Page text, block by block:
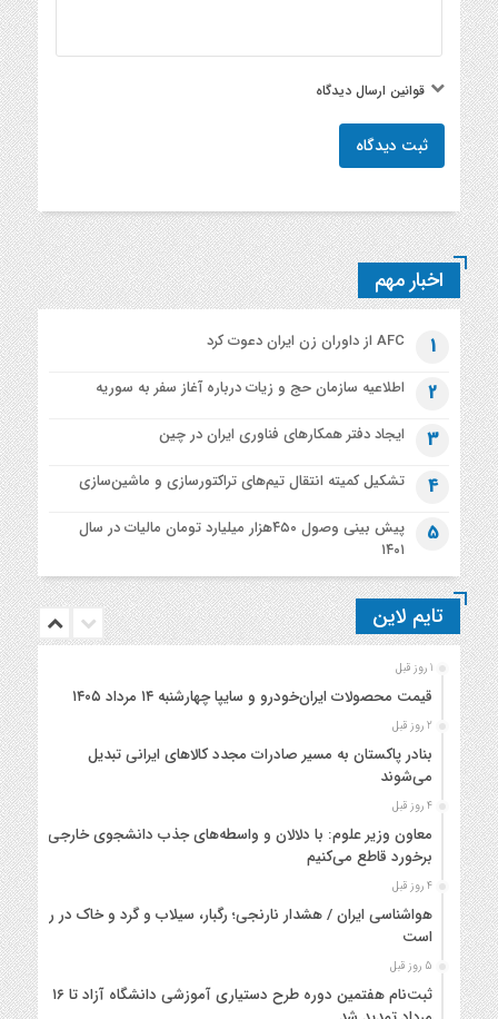
قوانین ارسال دیدگاه
ثبت دیدگاه
اخبار مهم
1 AFC از داوران زن ایران دعوت کرد
2 اطلاعیه‌ سازمان حج و زیات درباره آغاز سفر به سوریه
3 ایجاد دفتر همکارهای فناوری ایران در چین
4 تشکیل کمیته انتقال تیم‌های تراکتورسازی و ماشین‌سازی
5
پیش بینی وصول ۴۵۰هزار میلیارد تومان مالیات در سال
۱۴۰۱
تایم لاین
1 روز قبل
قیمت محصولات ایران‌خودرو و سایپا چهارشنبه ۱۴ مرداد ۱۴۰۵
2 روز قبل
بنادر پاکستان به مسیر صادرات مجدد کالاهای ایرانی تبدیل
می‌شوند
4 روز قبل
معاون وزیر علوم: با دلالان و واسطه‌های جذب دانشجوی خارجی
برخورد قاطع می‌کنیم
4 روز قبل
هواشناسی ایران / هشدار نارنجی؛ رگبار، سیلاب و گرد و خاک در راه
است
5 روز قبل
ثبت‌نام هفتمین دوره طرح دستیاری آموزشی دانشگاه آزاد تا ۱۶